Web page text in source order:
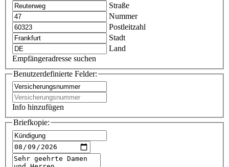
Straße
Nummer
Postleitzahl
Stadt
Land
Empfängeradresse suchen
Benutzerdefinierte Felder:
Info hinzufügen
Briefkopie: